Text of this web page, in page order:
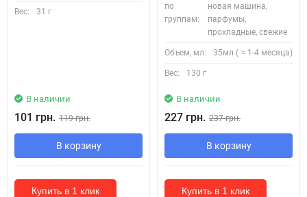
Вес: 31 г
В наличии
101 грн. 119 грн.
В корзину
Купить в 1 клик
по
группам:
новая машина,
парфумы,
прохладные, свежие
Объем, мл: 35мл ( ≈ 1-4 месяца)
Вес: 130 г
В наличии
227 грн. 237 грн.
В корзину
Купить в 1 клик